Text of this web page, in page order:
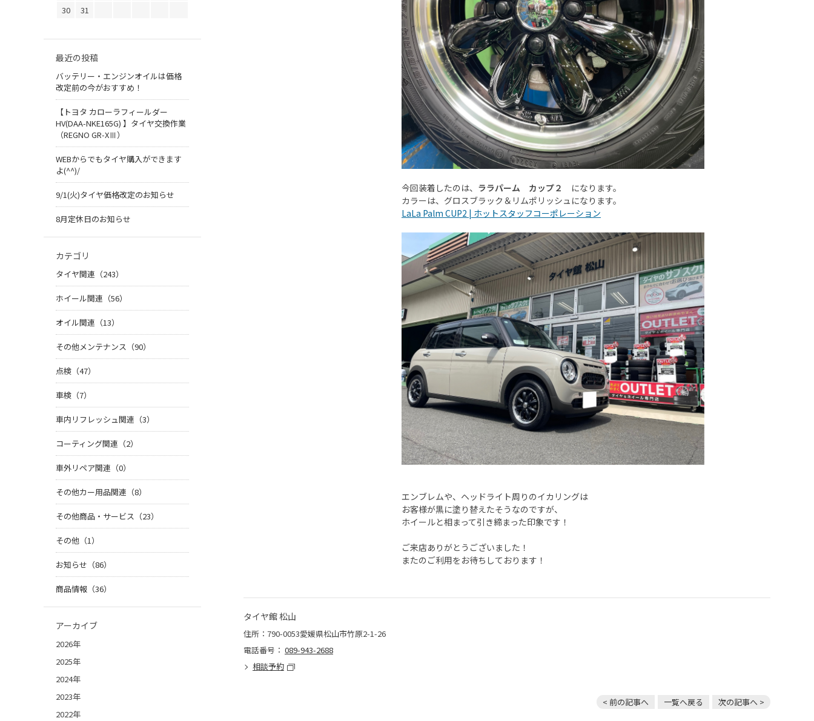
今回装着したのは、 ララパーム カップ２
になります。
カラーは、グロスブラック＆リムポリッシュになります。
LaLa Palm CUP2 | ホットスタッフコーポレーション
エンブレムや、ヘッドライト周りのイカリングは
お客様が黒に塗り替えたそうなのですが、
ホイールと相まって引き締まった印象です！
ご来店ありがとうございました！
またのご利用をお待ちしております！
タイヤ館 松山
住所：790-0053愛媛県松山市竹原2-1-26
電話番号： 089-943-2688
相談予約
< 前の記事へ 一覧へ戻る 次の記事へ >
30
31
最近の投稿
バッテリー・エンジンオイルは価格
改定前の今がおすすめ！
【トヨタ カローラフィールダー
HV(DAA-NKE165G) 】タイヤ交換作業
（REGNO GR-XⅢ）
WEBからでもタイヤ購入ができます
よ(^^)/
9/1(火)タイヤ価格改定のお知らせ
8月定休日のお知らせ
カテゴリ
タイヤ関連（243）
ホイール関連（56）
オイル関連（13）
その他メンテナンス（90）
点検（47）
車検（7）
車内リフレッシュ関連（3）
コーティング関連（2）
車外リペア関連（0）
その他カー用品関連（8）
その他商品・サービス（23）
その他（1）
お知らせ（86）
商品情報（36）
アーカイブ
2026年
2025年
2024年
2023年
2022年